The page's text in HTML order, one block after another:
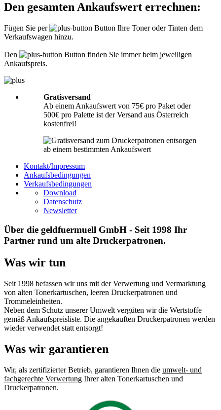
Bitte legen Sie Ihrer Lieferung immer den
Angaben bei: Firmenname, Ansprechpartner, Adresse, Telefon- und
Faxnummer, Email-Adresse und Steuernummer. Falls Sie als Privatperson
senden, benötigen wir nur Ihren Namen, Adresse, Telefonnummer und
Tinten ist nicht erforderlich.
Den gesamten Ankaufswert errechnen:
Fügen Sie per
Button Ihre Toner oder Tinten dem
Verkaufswagen hinzu.
Den
Button finden Sie immer beim jeweiligen
Ankaufspreis.
Gratisversand
Ab einem Ankaufswert von 75€ pro Paket oder
500€ pro Palette ist der Versand aus Österreich
kostenfrei!
Kontakt/Impressum
Ankaufsbedingungen
Verkaufsbedingungen
Download
Datenschutz
Newsletter
Über die geldfuermuell GmbH - Seit 1998 Ihr
Partner rund um alte Druckerpatronen.
Was wir tun
Seit 1998 befassen wir uns mit der Verwertung und Vermarktung
von alten Tonerkartuschen, leeren Druckerpatronen und
Trommeleinheiten.
Neben dem Schutz unserer Umwelt vergüten wir die Wertstoffe
gemäß Ankaufspreisliste. Die angekauften Druckerpatronen werden
wieder verwendet statt entsorgt!
Was wir garantieren
Wir, als zertifizierter Betrieb, garantieren Ihnen die umwelt- und
fachgerechte Verwertung Ihrer alten Tonerkartuschen und
Druckerpatronen.